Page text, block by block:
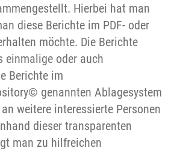
Hierbei hat man
diese Berichte im PDF- oder
möchte. Die Berichte
einmalige oder auch
Berichte im
genannten Ablagesystem
weitere interessierte Personen
dieser transparenten
man zu hilfreichen